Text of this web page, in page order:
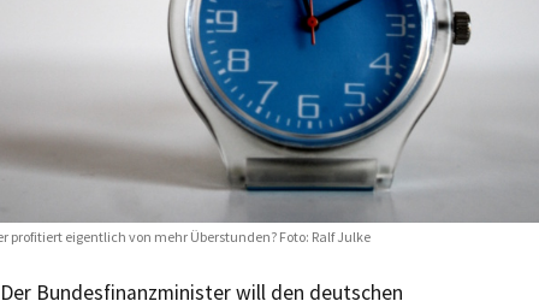
profitiert eigentlich von mehr Überstunden? Foto: Ralf Julke
Der Bundesfinanzminister will den deutschen